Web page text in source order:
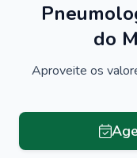
do
Aproveite os